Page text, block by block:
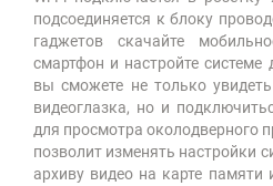
подсоединяется к блоку
гаджетов скачайте
смартфон и настройте системе
вы сможете не только
видеоглазка, но и
для просмотра околодверного
позволит изменять настройки
архиву видео на карте